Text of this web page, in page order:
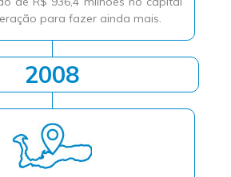
para fazer ainda mais.
2008